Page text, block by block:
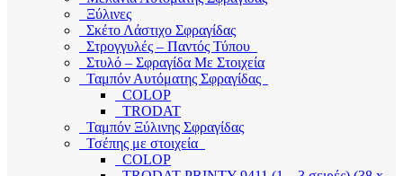
Ξύλινες
Σκέτο Λάστιχο Σφραγίδας
Στρογγυλές – Παντός Τύπου
Στυλό – Σφραγίδα Με Στοιχεία
Ταμπόν Αυτόματης Σφραγίδας
COLOP
TRODAT
Ταμπόν Ξύλινης Σφραγίδας
Τσέπης με στοιχεία
COLOP